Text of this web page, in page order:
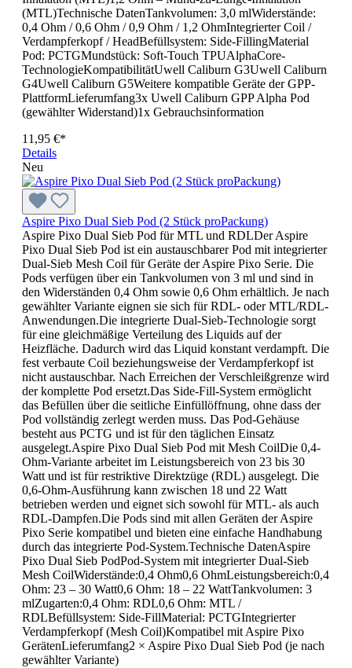
(MTL)Technische DatenTankvolumen: 3,0 mlWiderstände:
0,4 Ohm / 0,6 Ohm / 0,9 Ohm / 1,2 OhmIntegrierter Coil /
Verdampferkopf / HeadBefüllsystem: Side-FillingMaterial
Pod: PCTGMundstück: Soft-Touch TPUAlphaCore-
TechnologieKompatibilitätUwell Caliburn G3Uwell Caliburn
G4Uwell Caliburn G5Weitere kompatible Geräte der GPP-
PlattformLieferumfang3x Uwell Caliburn GPP Alpha Pod
(gewählter Widerstand)1x Gebrauchsinformation
11,95 €*
Details
Neu
Aspire Pixo Dual Sieb Pod (2 Stück proPackung)
Aspire Pixo Dual Sieb Pod für MTL und RDLDer Aspire
Pixo Dual Sieb Pod ist ein austauschbarer Pod mit integrierter
Dual-Sieb Mesh Coil für Geräte der Aspire Pixo Serie. Die
Pods verfügen über ein Tankvolumen von 3 ml und sind in
den Widerständen 0,4 Ohm sowie 0,6 Ohm erhältlich. Je nach
gewählter Variante eignen sie sich für RDL- oder MTL/RDL-
Anwendungen.Die integrierte Dual-Sieb-Technologie sorgt
für eine gleichmäßige Verteilung des Liquids auf der
Heizfläche. Dadurch wird das Liquid konstant verdampft. Die
fest verbaute Coil beziehungsweise der Verdampferkopf ist
nicht austauschbar. Nach Erreichen der Verschleißgrenze wird
der komplette Pod ersetzt.Das Side-Fill-System ermöglicht
das Befüllen über die seitliche Einfüllöffnung, ohne dass der
Pod vollständig zerlegt werden muss. Das Pod-Gehäuse
besteht aus PCTG und ist für den täglichen Einsatz
ausgelegt.Aspire Pixo Dual Sieb Pod mit Mesh CoilDie 0,4-
Ohm-Variante arbeitet im Leistungsbereich von 23 bis 30
Watt und ist für restriktive Direktzüge (RDL) ausgelegt. Die
0,6-Ohm-Ausführung kann zwischen 18 und 22 Watt
betrieben werden und eignet sich sowohl für MTL- als auch
RDL-Dampfen.Die Pods sind mit allen Geräten der Aspire
Pixo Serie kompatibel und bieten eine einfache Handhabung
durch das integrierte Pod-System.Technische DatenAspire
Pixo Dual Sieb PodPod-System mit integrierter Dual-Sieb
Mesh CoilWiderstände:0,4 Ohm0,6 OhmLeistungsbereich:0,4
Ohm: 23 – 30 Watt0,6 Ohm: 18 – 22 WattTankvolumen: 3
mlZugarten:0,4 Ohm: RDL0,6 Ohm: MTL /
RDLBefüllsystem: Side-FillMaterial: PCTGIntegrierter
Verdampferkopf (Mesh Coil)Kompatibel mit Aspire Pixo
GerätenLieferumfang2 × Aspire Pixo Dual Sieb Pod (je nach
gewählter Variante)